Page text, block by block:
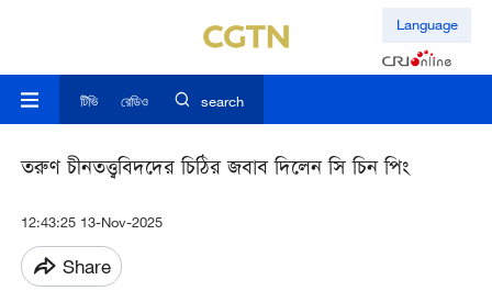
Language
টিভি রেডিও search
তরুণ চীনতত্ত্ববিদদের চিঠির জবাব দিলেন সি চিন পিং
12:43:25 13-Nov-2025
Share